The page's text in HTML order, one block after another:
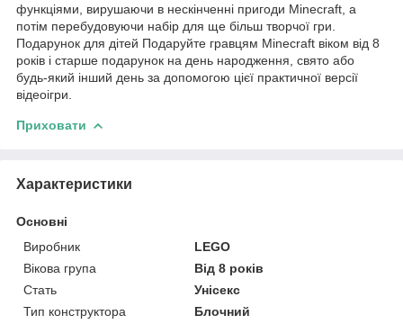
функціями, вирушаючи в нескінченні пригоди Minecraft, а
потім перебудовуючи набір для ще більш творчої гри.
Подарунок для дітей Подаруйте гравцям Minecraft віком від 8
років і старше подарунок на день народження, свято або
будь-який інший день за допомогою цієї практичної версії
відеоігри.
Приховати
Характеристики
Основні
Виробник
LEGO
Вікова група
Від 8 років
Стать
Унісекс
Тип конструктора
Блочний